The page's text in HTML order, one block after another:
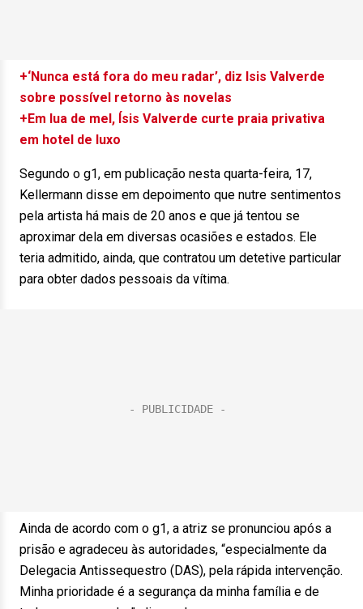
+‘Nunca está fora do meu radar’, diz Isis Valverde
sobre possível retorno às novelas
+Em lua de mel, Ísis Valverde curte praia privativa
em hotel de luxo
Segundo o g1, em publicação nesta quarta-feira, 17,
Kellermann disse em depoimento que nutre sentimentos
pela artista há mais de 20 anos e que já tentou se
aproximar dela em diversas ocasiões e estados. Ele
teria admitido, ainda, que contratou um detetive particular
para obter dados pessoais da vítima.
Ainda de acordo com o g1, a atriz se pronunciou após a
prisão e agradeceu às autoridades, “especialmente da
Delegacia Antissequestro (DAS), pela rápida intervenção.
Minha prioridade é a segurança da minha família e de